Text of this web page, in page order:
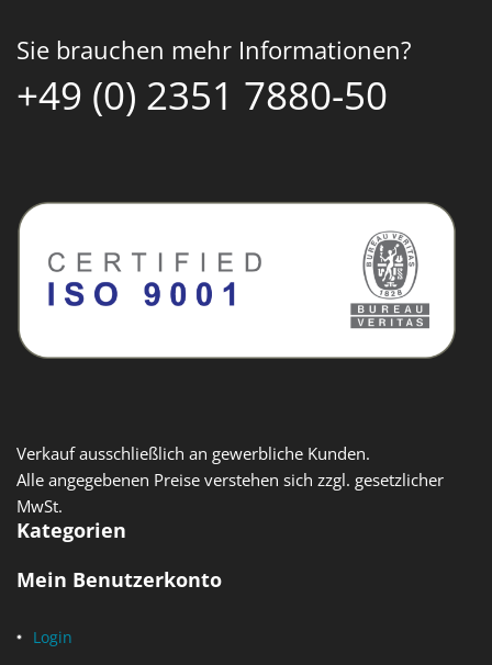
Sie brauchen mehr Informationen?
+49 (0) 2351 7880-50
Verkauf ausschließlich an gewerbliche Kunden.
Alle angegebenen Preise verstehen sich zzgl. gesetzlicher
MwSt.
Kategorien
Mein Benutzerkonto
Login